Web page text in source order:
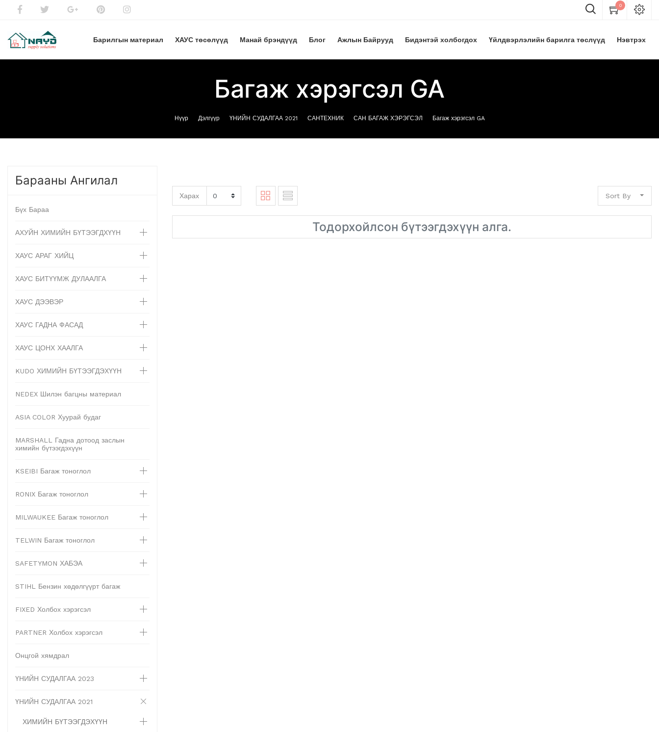
0
Барилгын материал ХАУС төсөлүүд Манай брэндүүд Блог Ажлын Байрууд Бидэнтэй холбогдох Үйлдвэрлэлийн барилга төслүүд Нэвтрэх
Багаж хэрэгсэл GA
Нүүр Дэлгүүр ҮНИЙН СУДАЛГАА 2021 САНТЕХНИК САН БАГАЖ ХЭРЭГСЭЛ Багаж хэрэгсэл GA
Барааны Ангилал
Бүх Бараа
АХУЙН ХИМИЙН БҮТЭЭГДХҮҮН
ХАУС АРАГ ХИЙЦ
ХАУС БИТҮҮМЖ ДУЛААЛГА
ХАУС ДЭЭВЭР
ХАУС ГАДНА ФАСАД
ХАУС ЦОНХ ХААЛГА
KUDO ХИМИЙН БҮТЭЭГДЭХҮҮН
NEDEX Шилэн багцны материал
ASIA COLOR Хуурай будаг
MARSHALL Гадна дотоод заслын
химийн бүтээгдэхүүн
KSEIBI Багаж тоноглол
RONIX Багаж тоноглол
MILWAUKEE Багаж тоноглол
TELWIN Багаж тоноглол
SAFETYMON ХАБЭА
STIHL Бензин хөдөлгүүрт багаж
FIXED Холбох хэрэгсэл
PARTNER Холбох хэрэгсэл
Онцгой хямдрал
ҮНИЙН СУДАЛГАА 2023
ҮНИЙН СУДАЛГАА 2021
ХИМИЙН БҮТЭЭГДЭХҮҮН
Харах Sort By
Тодорхойлсон бүтээгдэхүүн алга.